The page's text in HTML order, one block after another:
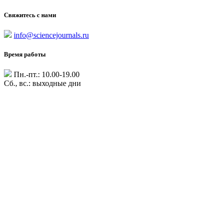
Свяжитесь с нами
info@sciencejournals.ru
Время работы
Пн.-пт.: 10.00-19.00
Сб., вс.: выходные дни